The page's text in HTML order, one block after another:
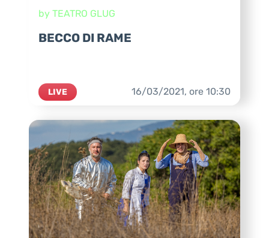
by TEATRO GLUG
BECCO DI RAME
LIVE 16/03/2021, ore 10:30